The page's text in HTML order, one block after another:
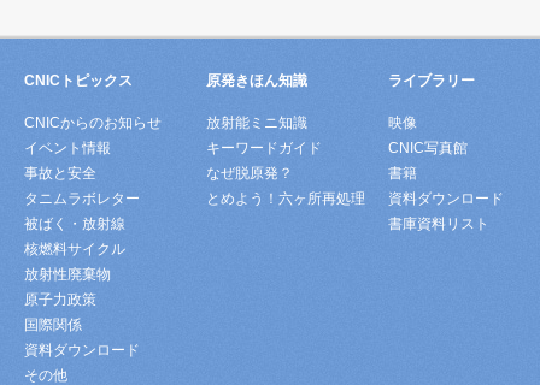
CNICトピックス
CNICからのお知らせ
イベント情報
事故と安全
タニムラボレター
被ばく・放射線
核燃料サイクル
放射性廃棄物
原子力政策
国際関係
資料ダウンロード
その他
原発きほん知識
放射能ミニ知識
キーワードガイド
なぜ脱原発？
とめよう！六ヶ所再処理
ライブラリー
映像
CNIC写真館
書籍
資料ダウンロード
書庫資料リスト